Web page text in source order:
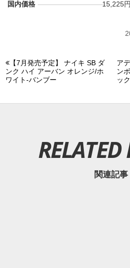
国内価格 15,225円
【7月発売予定】 ナイキ SB ダ
ンク ハイ アーバン オレンジ/ホ
ワイト-バンブー
ア
ン
ッ
関連記事